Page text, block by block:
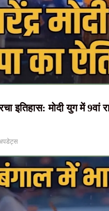
इतिहास: मोदी युग में 9वां